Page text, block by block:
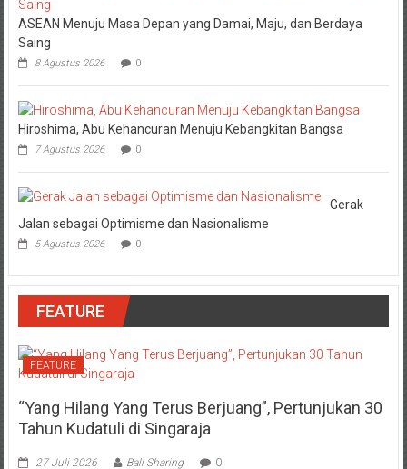
ASEAN Menuju Masa Depan yang Damai, Maju, dan Berdaya
Saing
8 Agustus 2026 0
Hiroshima, Abu Kehancuran Menuju Kebangkitan Bangsa
7 Agustus 2026 0
Gerak
Jalan sebagai Optimisme dan Nasionalisme
5 Agustus 2026 0
FEATURE
FEATURE
“Yang Hilang Yang Terus Berjuang”, Pertunjukan 30
Tahun Kudatuli di Singaraja
27 Juli 2026 Bali Sharing 0